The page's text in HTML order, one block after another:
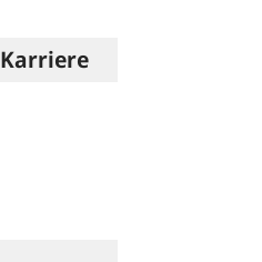
Karriere